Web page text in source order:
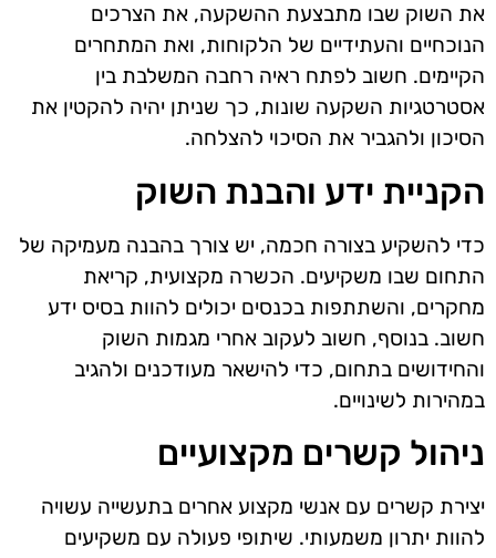
את השוק שבו מתבצעת ההשקעה, את הצרכים
הנוכחיים והעתידיים של הלקוחות, ואת המתחרים
הקיימים. חשוב לפתח ראיה רחבה המשלבת בין
אסטרטגיות השקעה שונות, כך שניתן יהיה להקטין את
הסיכון ולהגביר את הסיכוי להצלחה.
הקניית ידע והבנת השוק
כדי להשקיע בצורה חכמה, יש צורך בהבנה מעמיקה של
התחום שבו משקיעים. הכשרה מקצועית, קריאת
מחקרים, והשתתפות בכנסים יכולים להוות בסיס ידע
חשוב. בנוסף, חשוב לעקוב אחרי מגמות השוק
והחידושים בתחום, כדי להישאר מעודכנים ולהגיב
במהירות לשינויים.
ניהול קשרים מקצועיים
יצירת קשרים עם אנשי מקצוע אחרים בתעשייה עשויה
להוות יתרון משמעותי. שיתופי פעולה עם משקיעים